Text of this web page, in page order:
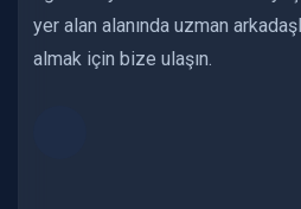
yer alan alanında uzman
almak için bize ulaşın.